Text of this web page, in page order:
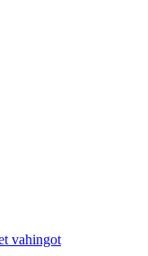
vahingot